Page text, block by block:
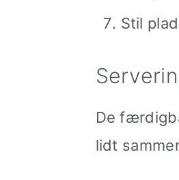
Stil
De
lidt